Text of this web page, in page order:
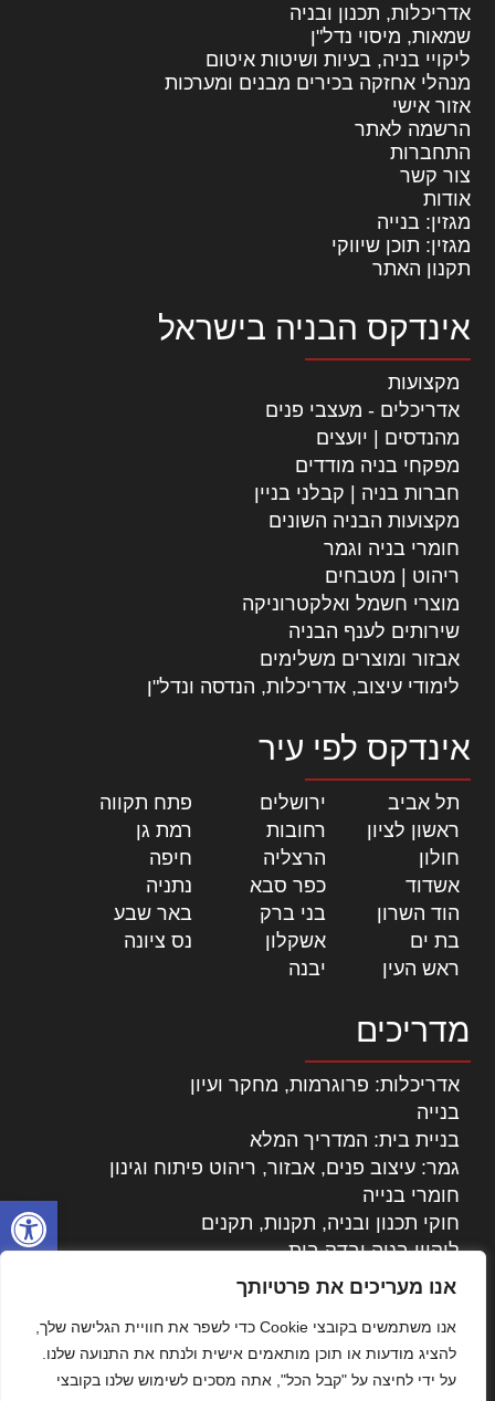
פתח
אנו מעריכים את פרטיותך
אנו משתמשים בקובצי Cookie כדי לשפר את חוויית הגלישה שלך,
להציג מודעות או תוכן מותאמים אישית ולנתח את התנועה שלנו.
על ידי לחיצה על "קבל הכל", אתה מסכים לשימוש שלנו בקובצי
אדריכלות, תכנון ובניה
שמאות, מיסוי נדל"ן
ליקויי בניה, בעיות ושיטות איטום
מנהלי אחזקה בכירים מבנים ומערכות
אזור אישי
הרשמה לאתר
התחברות
צור קשר
אודות
מגזין: בנייה
מגזין: תוכן שיווקי
תקנון האתר
אינדקס הבניה בישראל
מקצועות
אדריכלים - מעצבי פנים
מהנדסים | יועצים
מפקחי בניה מודדים
חברות בניה | קבלני בניין
מקצועות הבניה השונים
חומרי בניה וגמר
ריהוט | מטבחים
מוצרי חשמל ואלקטרוניקה
שירותים לענף הבניה
אבזור ומוצרים משלימים
לימודי עיצוב, אדריכלות, הנדסה ונדל"ן
אינדקס לפי עיר
תל אביב ירושלים פתח תקווה
ראשון לציון
רחובות רמת גן
חולון
הרצליה חיפה
אשדוד
כפר סבא נתניה
הוד השרון
בני ברק באר שבע
בת ים
אשקלון נס ציונה
ראש העין
יבנה
מדריכים
אדריכלות: פרוגרמות, מחקר ועיון
בנייה
בניית בית: המדריך המלא
גמר: עיצוב פנים, אבזור, ריהוט פיתוח וגינון
חומרי בנייה
חוקי תכנון ובניה, תקנות, תקנים
ליקויי בניה ובדק בית
נדל"ן: זכויות, אגרות ועסקאות
עקרונות ניהול אחזקה מתקדמות
צילום אדריכלי
שיווק נדלן